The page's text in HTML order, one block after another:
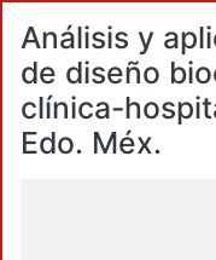
Análisis y
de diseño
clínica-
Edo. Méx.